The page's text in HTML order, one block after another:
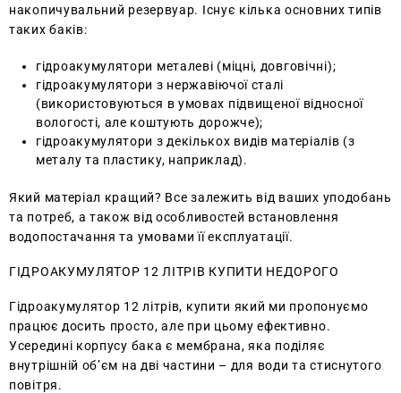
накопичувальний резервуар. Існує кілька основних типів
таких баків:
гідроакумулятори металеві (міцні, довговічні);
гідроакумулятори з нержавіючої сталі
(використовуються в умовах підвищеної відносної
вологості, але коштують дорожче);
гідроакумулятори з декількох видів матеріалів (з
металу та пластику, наприклад).
Який матеріал кращий? Все залежить від ваших уподобань
та потреб, а також від особливостей встановлення
водопостачання та умовами її експлуатації.
ГІДРОАКУМУЛЯТОР 12 ЛІТРІВ КУПИТИ НЕДОРОГО
Гідроакумулятор 12 літрів, купити який ми пропонуємо
працює досить просто, але при цьому ефективно.
Усередині корпусу бака є мембрана, яка поділяє
внутрішній об’єм на дві частини – для води та стиснутого
повітря.